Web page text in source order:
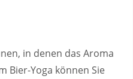
in denen das Aroma
Bier-Yoga können Sie